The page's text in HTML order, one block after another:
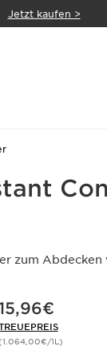
Jetzt kaufen >
zum
15,96€
1L)